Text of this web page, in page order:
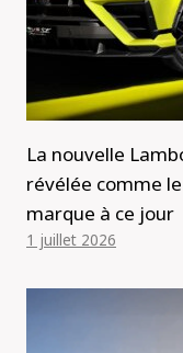
La nouvelle
révélée comme
marque à ce jour
1 juillet 2026